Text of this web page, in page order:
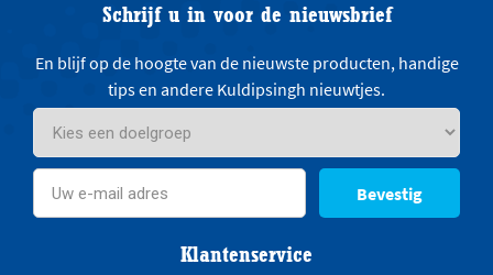
Schrijf u in voor de nieuwsbrief
En blijf op de hoogte van de nieuwste producten, handige
tips en andere Kuldipsingh nieuwtjes.
Bevestig
Klantenservice